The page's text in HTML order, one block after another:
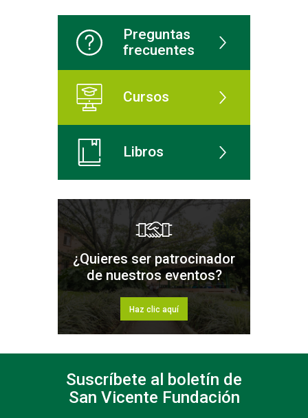
Preguntas
frecuentes
Cursos
Libros
¿Quieres ser patrocinador
de nuestros eventos?
Haz clic aquí
Suscríbete al boletín de
San Vicente Fundación